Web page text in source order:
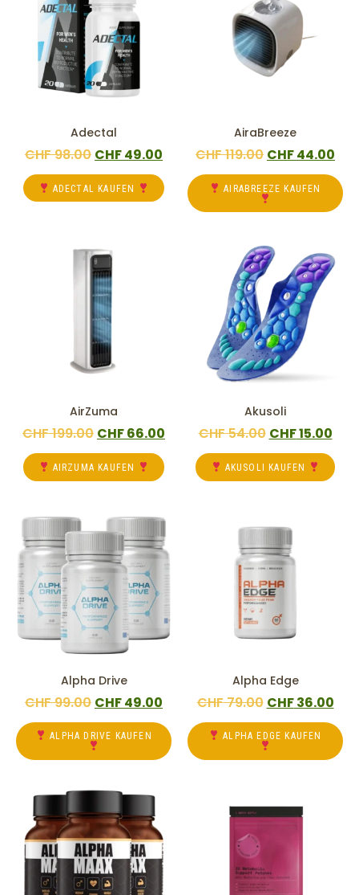
Adectal
CHF98.00 CHF49.00
ADECTAL KAUFEN
AiraBreeze
CHF119.00 CHF44.00
AIRABREEZE KAUFEN
AirZuma
CHF199.00 CHF66.00
AIRZUMA KAUFEN
Akusoli
CHF54.00 CHF15.00
AKUSOLI KAUFEN
Alpha Drive
CHF99.00 CHF49.00
ALPHA DRIVE KAUFEN
Alpha Edge
CHF79.00 CHF36.00
ALPHA EDGE KAUFEN